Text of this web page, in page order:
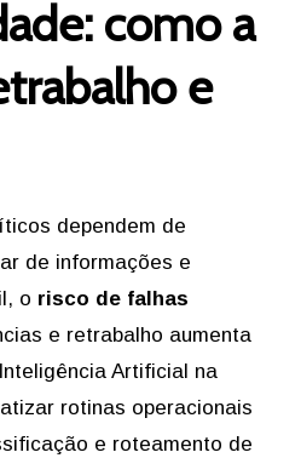
como a
e
dependem de
de informações e
o risco de falhas
e retrabalho aumenta
Artificial na
rotinas operacionais
e roteamento de